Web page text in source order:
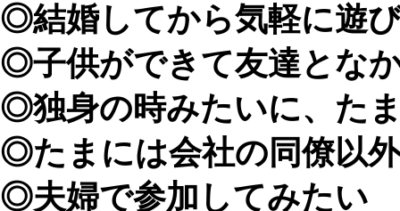
◎結婚してから気軽に遊
◎子供ができて友達とな
◎独身の時みたいに、た
◎たまには会社の同僚以
◎夫婦で参加してみたい